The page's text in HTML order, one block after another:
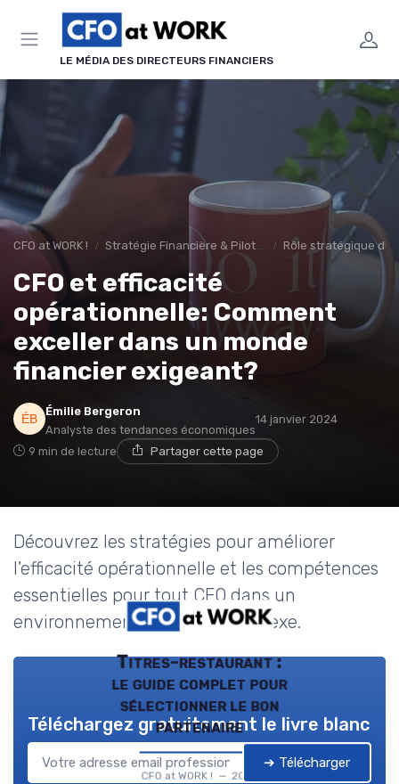
LE MÉDIA DES DIRECTEURS FINANCIERS
CFO at WORK ! Stratégie Financière & Pilotage Rôle stratégique du
CFO et efficacité
opérationnelle: Comment
exceller dans un monde
financier exigeant?
Émilie Bergeron
Analyste des tendances économiques
14 janvier 2024
9 min de lecture Partager cette page
Découvrez les stratégies pour améliorer
l'efficacité opérationnelle et les compétences
essentielles pour tout CFO dans un
environnement financier complexe.
Titres-restaurant :
le guide complet pour
sélectionner le bon
partenaire
CFO at WORK ! — 2026
Téléchargez gratuitement le livre blanc
➔ Télécharger
Panneau de gestion des cookies